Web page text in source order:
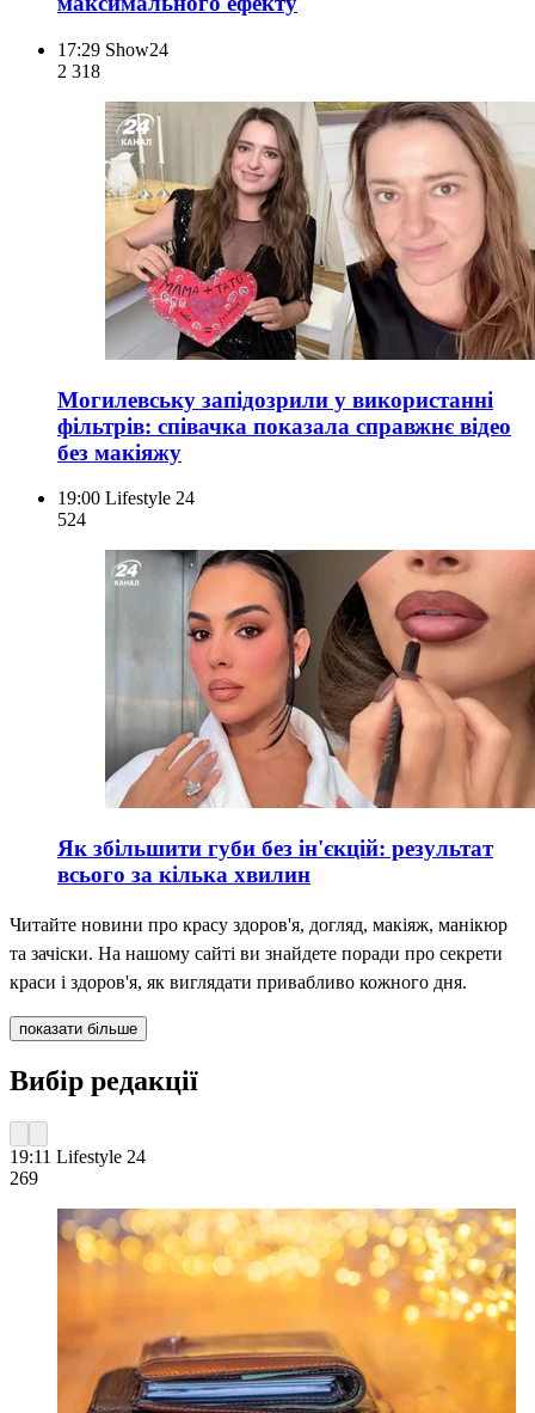
17:29 Show24
2 318
Могилевську запідозрили у використанні
фільтрів: співачка показала справжнє відео
без макіяжу
19:00 Lifestyle 24
524
Як збільшити губи без ін'єкцій: результат
всього за кілька хвилин
Читайте новини про красу здоров'я, догляд, макіяж, манікюр
та зачіски. На нашому сайті ви знайдете поради про секрети
краси і здоров'я, як виглядати привабливо кожного дня.
показати більше
Вибір редакції
19:11 Lifestyle 24
269